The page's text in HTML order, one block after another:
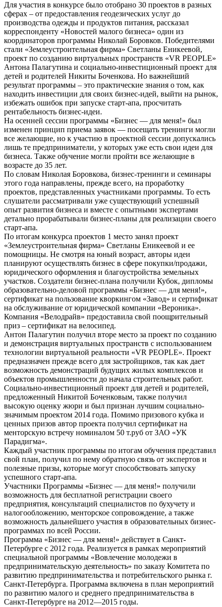
Для участия в конкурсе было отобрано 30 проектов в разных
сферах – от предоставления геодезических услуг до
производства одежды и продуктов питания, рассказал
корреспонденту «Новостей малого бизнеса» один из
координаторов программы Николай Боровков. Победителями
стали «Землеустроительная фирма» Светланы Еникеевой,
проект по созданию виртуальных пространств «VR PEOPLE»
Антона Палагутина и социально-инвестиционный проект для
детей и родителей Никиты Боченкова. Но важнейший
результат программы – это практические знания о том, как
находить инвестиции для своих бизнес-идей, выйти на рынок,
избежать ошибок при запуске старт-апа, просчитать
рентабельность бизнес-идеи.
На осенней сессии программы «Бизнес — для меня!» был
изменен принцип приема заявок — посещать тренинги могли
все желающие, но к участию в проектной сессии допускались
лишь те предприниматели, у которых уже есть свои идеи для
бизнеса. Также обучение могли пройти все желающие в
возрасте до 35 лет.
По словам Николая Боровкова, бизнес-тренинги и семинары
этого года направлены, прежде всего, на проработку
проектов, представленных участниками программы. То есть
слушатели рассматривали уже существующий успешный
опыт развития бизнеса и вместе с опытными экспертами
детально прорабатывали бизнес-планы для реализации своего
старт-апа.
По итогам конкурса проектов 1 место занял проект
«Землеустроительная фирма» Светланы Еникеевой и ее
помощницы. Не смотря на юный возраст, авторы идеи
планируют осуществлять бизнес в сфере покупки/продажи,
юридического оформления и благоустройства земельных
участков. Создатели бизнес-плана получили Кубок, дипломы
образовательно-деловой программы «Бизнес — для меня!»,
сертификат на пользование кворкингом «Завод» и сертификат
на обслуживание от юридической компании «Вероника».
Компания «Велодрайв» предоставила свой поощрительный
приз – сертификат на велосипед.
Антон Палагутин получил вторе место за проект по созданию
и демонстрация виртуальных пространств с использованием
технологии виртуальной реальности «VR PEOPLE». Проект
предназначен прежде всего для застройщиков, так как дает
возможность демонстраций будущих жилых комплексов и
объектов промышленности до начала строительных работ.
Социально-инвестиционный проект для детей и родителей,
предложенный Никитой Боченковым, также получил
высокую оценку жюри и был признан лучшим социально-
значимым проектом 2014 года. Помимо призового кубка и
ценных призов автор проекта получил сертификат на
менторскую встречу номиналом 50 т.руб от ЗАО «УК
Парадигма».
Каждый участник программы по итогам обучения представил
свой план, получил по нему обратную связь от экспертов и
полезные призы, которые могут способствовать запуску
успешного старт-апа.
Участники Программы «Бизнес — для меня!» получили
возможность для бесплатной регистрации своего
предприятия, консультаций специалистов по бухучету и
налогообложению, менторское сопровождение, а также
возможность дальнейшего участия в образовательных бизнес-
программах по всей России.
Программа «Бизнес — для меня!» действует в Санкт-
Петербурге с 2012 года. Реализуется в рамках мероприятий
специальной программы «Вовлечение молодежи в
предпринимательскую деятельность» по заказу Комитета по
развитию предпринимательства и потребительского рынка г.
Санкт-Петербурга. Программа включена в план мероприятий
по развитию малого и среднего предпринимательства в
Санкт-Петербурге на 2012—2015 годы.